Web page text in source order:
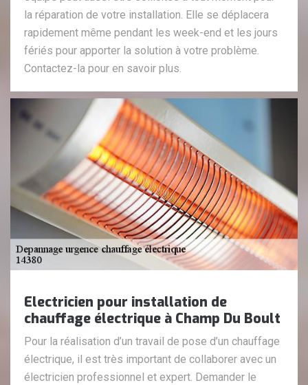
la réparation de votre installation. Elle se déplacera
rapidement même pendant les week-end et les jours
fériés pour apporter la solution à votre problème.
Contactez-la pour en savoir plus.
Electricien pour installation de
chauffage électrique à Champ Du Boult
Pour la réalisation d’un travail de pose d’un chauffage
électrique, il est très important de collaborer avec un
électricien professionnel et expert. Demander le